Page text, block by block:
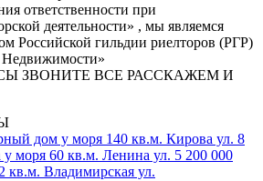
ответственности при
деятельности» , мы являемся
Российской гильдии риелторов (РГР)
ЗВОНИТЕ ВСЕ РАССКАЖЕМ И
дом у моря 140 кв.м. Кирова ул. 8
у моря 60 кв.м. Ленина ул. 5 200 000
кв.м. Владимирская ул.